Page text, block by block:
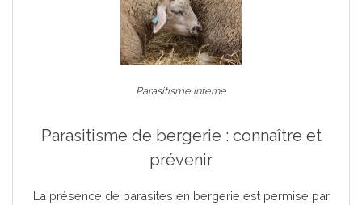
Parasitisme interne
Parasitisme de bergerie : connaître et
prévenir
La présence de parasites en bergerie est permise par